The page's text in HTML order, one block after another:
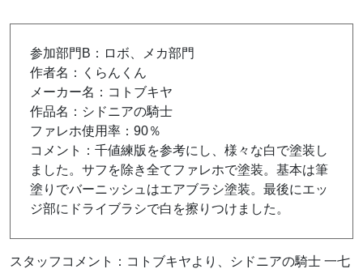
参加部門B：ロボ、メカ部門
作者名：くらんくん
メーカー名：コトブキヤ
作品名：シドニアの騎士
ファレホ使用率：90％
コメント：千値練版を参考にし、様々な白で塗装し
ました。サフを除き全てファレホで塗装。基本は筆
塗りでバーニッシュはエアブラシ塗装。最後にエッ
ジ部にドライブラシで白を擦りつけました。
スタッフコメント：コトブキヤより、シドニアの騎士 一七